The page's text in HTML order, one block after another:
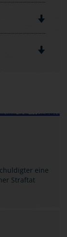
eine
Straftat